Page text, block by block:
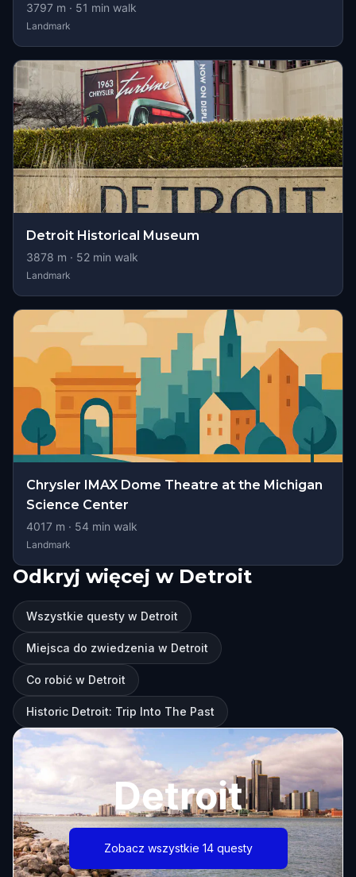
3797 m · 51 min walk
Landmark
Detroit Historical Museum
3878 m · 52 min walk
Landmark
Chrysler IMAX Dome Theatre at the Michigan
Science Center
4017 m · 54 min walk
Landmark
Odkryj więcej w Detroit
Wszystkie questy w Detroit
Miejsca do zwiedzenia w Detroit
Co robić w Detroit
Historic Detroit: Trip Into The Past
Detroit
Zobacz wszystkie 14 questy